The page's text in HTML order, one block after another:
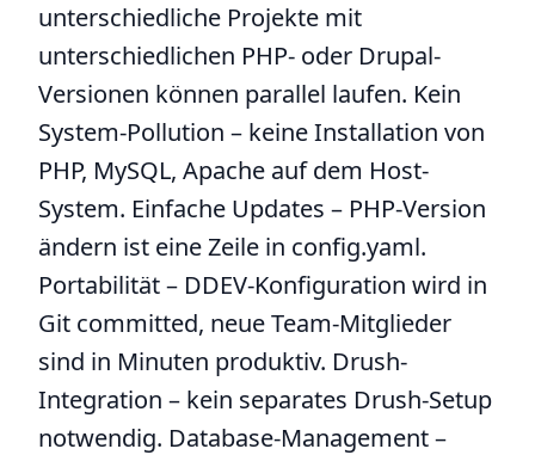
unterschiedliche Projekte mit
unterschiedlichen PHP- oder Drupal-
Versionen können parallel laufen. Kein
System-Pollution – keine Installation von
PHP, MySQL, Apache auf dem Host-
System. Einfache Updates – PHP-Version
ändern ist eine Zeile in config.yaml.
Portabilität – DDEV-Konfiguration wird in
Git committed, neue Team-Mitglieder
sind in Minuten produktiv. Drush-
Integration – kein separates Drush-Setup
notwendig. Database-Management –